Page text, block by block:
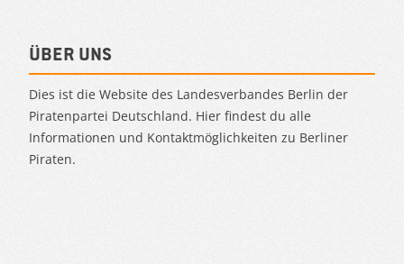
Über uns
Dies ist die Website des Landesverbandes Berlin der
Piratenpartei Deutschland. Hier findest du alle
Informationen und Kontaktmöglichkeiten zu Berliner
Piraten.